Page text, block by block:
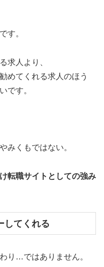
す。
求人より、
めてくれる求人のほう
です。
みくもではない。
転職サイトとしての強み
してくれる
り…ではありません。